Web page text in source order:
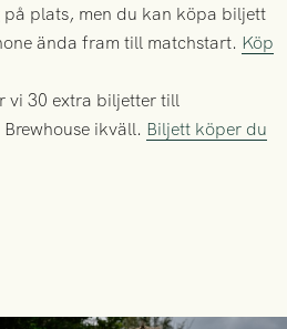
plats, men du kan köpa biljett
ända fram till matchstart. Köp
vi 30 extra biljetter till
ikväll. Biljett köper du